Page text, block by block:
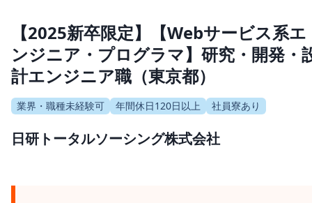
【2025新卒限定】【Webサービス系エ
ンジニア・プログラマ】研究・開発・
計エンジニア職（東京都）
業界・職種未経験可 年間休日120日以上 社員寮あり
日研トータルソーシング株式会社